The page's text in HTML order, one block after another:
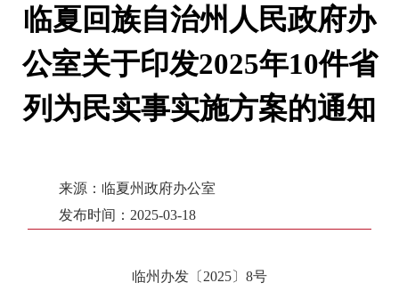
临夏回族自治州人民政府办
公室关于印发2025年10件省
列为民实事实施方案的通知
来源：临夏州政府办公室
发布时间：2025-03-18
临州办发〔2025〕8号